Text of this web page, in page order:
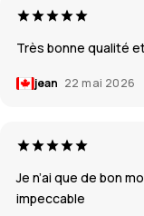
Très bonne qualité
jean 22 mai 2026
Je n’ai que de bon
impeccable